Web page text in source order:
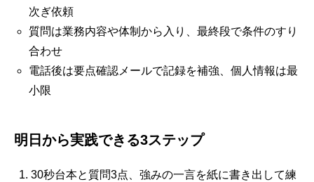
次ぎ依頼
質問は業務内容や体制から入り、最終段で条件のすり
合わせ
電話後は要点確認メールで記録を補強、個人情報は最
小限
明日から実践できる3ステップ
30秒台本と質問3点、強みの一言を紙に書き出して練